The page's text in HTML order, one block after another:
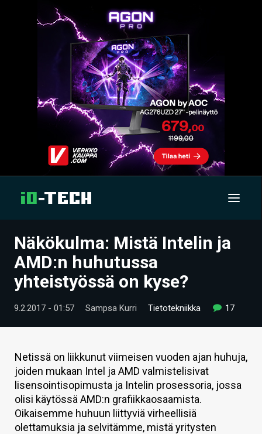
UUTISET
ARTIKKELIT
VIDEOT
TECHBBS
TIETOA
HINTA.FI
KAUPPA
VAIHDA TEEMA
Näkökulma: Mistä Intelin ja
AMD:n huhutussa
yhteistyössä on kyse?
9.2.2017 - 01:57 Sampsa Kurri Tietotekniikka 17
Netissä on liikkunut viimeisen vuoden ajan huhuja,
joiden mukaan Intel ja AMD valmistelisivat
lisensointisopimusta ja Intelin prosessoria, jossa
olisi käytössä AMD:n grafiikkaosaamista.
Oikaisemme huhuun liittyviä virheellisiä
olettamuksia ja selvitämme, mistä yritysten